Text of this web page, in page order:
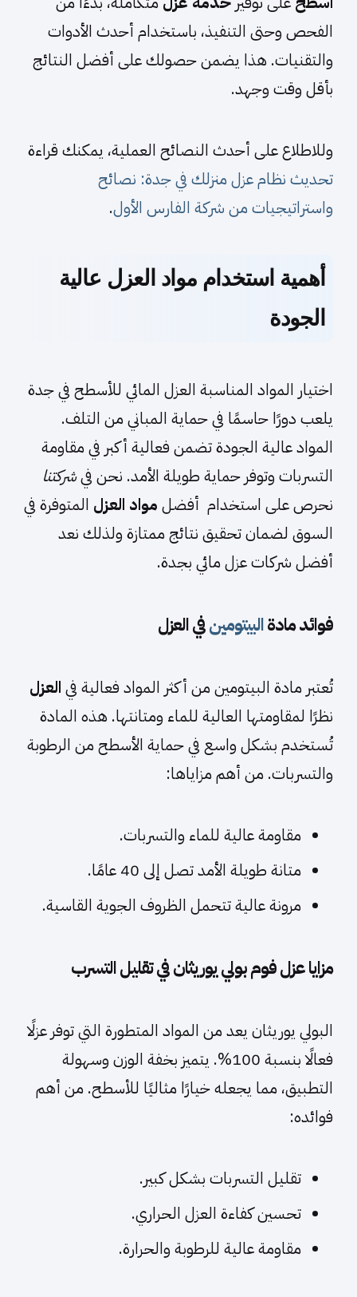
الفحص وحتى التنفيذ، باستخدام أحدث الأدوات
والتقنيات. هذا يضمن حصولك على أفضل النتائج
بأقل وقت وجهد.
وللاطلاع على أحدث النصائح العملية، يمكنك قراءة
تحديث نظام عزل منزلك في جدة: نصائح
واستراتيجيات من شركة الفارس الأول.
أهمية استخدام مواد العزل عالية
الجودة
اختيار المواد المناسبة العزل المائي للأسطح في جدة
يلعب دورًا حاسمًا في حماية المباني من التلف.
المواد عالية الجودة تضمن فعالية أكبر في مقاومة
التسربات وتوفر حماية طويلة الأمد. نحن فيشركتنا
نحرص على استخدام أفضل مواد العزل المتوفرة في
السوق لضمان تحقيق نتائج ممتازة ولذلك نعد
أفضل شركات عزل مائي بجدة.
فوائد مادةالبيتومينفي العزل
تُعتبر مادة البيتومين من أكثر المواد فعالية في العزل
نظرًا لمقاومتها العالية للماء ومتانتها. هذه المادة
تُستخدم بشكل واسع في حماية الأسطح من الرطوبة
والتسربات. من أهم مزاياها:
مقاومة عالية للماء والتسربات.
متانة طويلة الأمد تصل إلى 40 عامًا.
مرونة عالية تتحمل الظروف الجوية القاسية.
مزايا عزل فوم بولي يوريثان في تقليل التسرب
البولي يوريثان يعد من المواد المتطورة التي توفر عزلًا
فعالًا بنسبة 100%. يتميز بخفة الوزن وسهولة
التطبيق، مما يجعله خيارًا مثاليًا للأسطح. من أهم
فوائده:
تقليل التسربات بشكل كبير.
تحسين كفاءة العزل الحراري.
مقاومة عالية للرطوبة والحرارة.